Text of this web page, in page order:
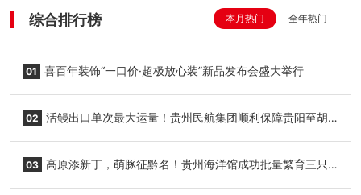
综合排行榜 本月热门 全年热门
01 喜百年装饰“一口价·超极放心装”新品发布会盛大举行
02 活鳗出口单次最大运量！贵州民航集团顺利保障贵阳至胡
03 高原添新丁，萌豚征黔名！贵州海洋馆成功批量繁育三只